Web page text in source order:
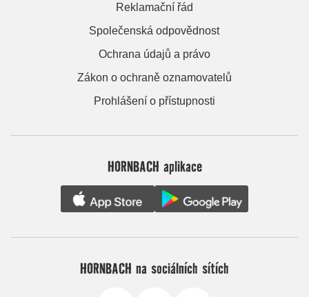
Reklamační řád
Společenská odpovědnost
Ochrana údajů a právo
Zákon o ochraně oznamovatelů
Prohlášení o přístupnosti
HORNBACH aplikace
HORNBACH na sociálních sítích